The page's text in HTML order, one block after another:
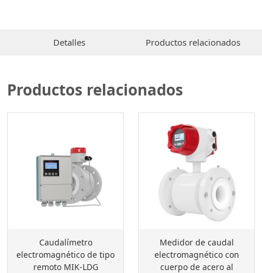
Detalles Productos relacionados
Productos relacionados
Caudalímetro
electromagnético de tipo
remoto MIK-LDG
Medidor de caudal
electromagnético con
cuerpo de acero al